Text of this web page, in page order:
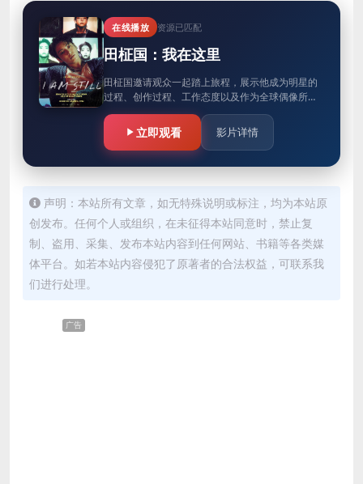
在线播放 资源已匹配
田柾国：我在这里
田柾国邀请观众一起踏上旅程，展示他成为明星的
过程、创作过程、工作态度以及作为全球偶像所面
临的挑战。节目中将包含未公开的影像、采访和令
人兴奋的表演。
立即观看 影片详情
声明：本站所有文章，如无特殊说明或标注，均为本站原
创发布。任何个人或组织，在未征得本站同意时，禁止复
制、盗用、采集、发布本站内容到任何网站、书籍等各类媒
体平台。如若本站内容侵犯了原著者的合法权益，可联系我
们进行处理。
广告